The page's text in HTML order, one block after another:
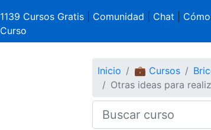
1139 Cursos Gratis Comunidad Chat
Curso
Inicio 💼 Cursos
Otras ideas para